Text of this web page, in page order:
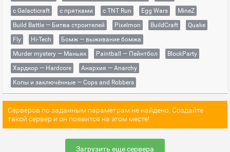
с Galacticraft
с прятками с TNT Run Egg Wars
MineZ
Build Battle — Битва строителей
Pixelmon BuildCraft
Quake
Fly
Hi-Tech
Бомж — выживание бомжа
Murder mystery — Маньяк
Paintball — Пейнтбол
BlockParty
Хардкор — Hardcore
Анархия — Anarchy
Копы и заключённые — Cops and Robbers
Серверов по заданным параметрам не найдено. Создайте
такой сервер и он появится на этом месте!
Загрузить еще сервера